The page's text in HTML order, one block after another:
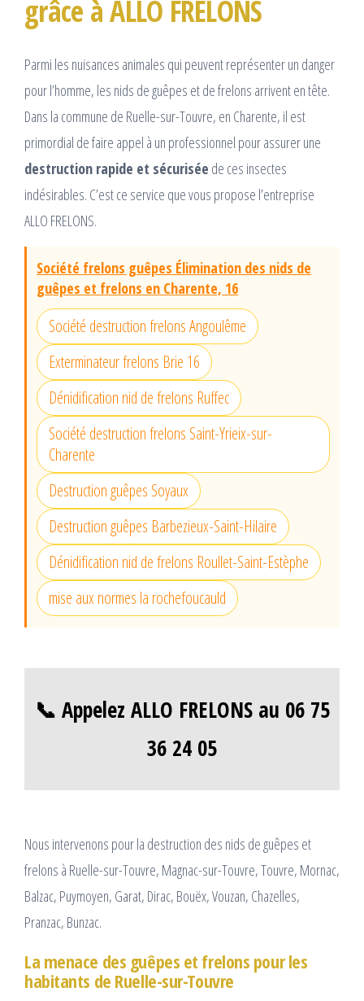
grâce à ALLO FRELONS
Parmi les nuisances animales qui peuvent représenter un danger
pour l’homme, les nids de guêpes et de frelons arrivent en tête.
Dans la commune de Ruelle-sur-Touvre, en Charente, il est
primordial de faire appel à un professionnel pour assurer une
destruction rapide et sécurisée de ces insectes
indésirables. C’est ce service que vous propose l’entreprise
ALLO FRELONS.
Société frelons guêpes Élimination des nids de
guêpes et frelons en Charente, 16
Société destruction frelons Angoulême
Exterminateur frelons Brie 16
Dénidification nid de frelons Ruffec
Société destruction frelons Saint-Yrieix-sur-
Charente
Destruction guêpes Soyaux
Destruction guêpes Barbezieux-Saint-Hilaire
Dénidification nid de frelons Roullet-Saint-Estèphe
mise aux normes la rochefoucauld
📞 Appelez ALLO FRELONS au 06 75
36 24 05
Nous intervenons pour la destruction des nids de guêpes et
frelons à Ruelle-sur-Touvre, Magnac-sur-Touvre, Touvre, Mornac,
Balzac, Puymoyen, Garat, Dirac, Bouëx, Vouzan, Chazelles,
Pranzac, Bunzac.
La menace des guêpes et frelons pour les
habitants de Ruelle-sur-Touvre